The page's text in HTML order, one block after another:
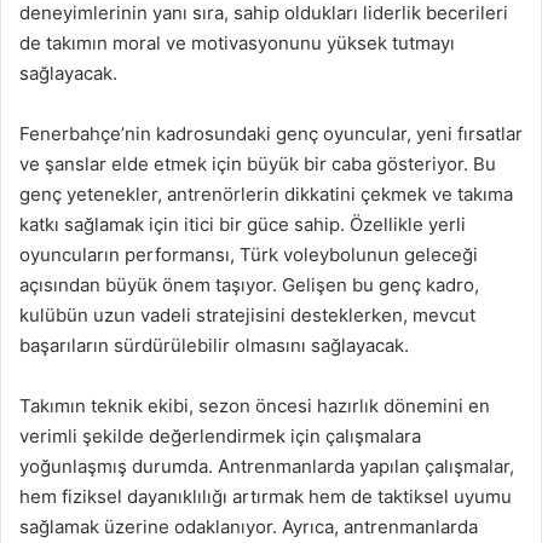
deneyimlerinin yanı sıra, sahip oldukları liderlik becerileri
de takımın moral ve motivasyonunu yüksek tutmayı
sağlayacak.
Fenerbahçe’nin kadrosundaki genç oyuncular, yeni fırsatlar
ve şanslar elde etmek için büyük bir caba gösteriyor. Bu
genç yetenekler, antrenörlerin dikkatini çekmek ve takıma
katkı sağlamak için itici bir güce sahip. Özellikle yerli
oyuncuların performansı, Türk voleybolunun geleceği
açısından büyük önem taşıyor. Gelişen bu genç kadro,
kulübün uzun vadeli stratejisini desteklerken, mevcut
başarıların sürdürülebilir olmasını sağlayacak.
Takımın teknik ekibi, sezon öncesi hazırlık dönemini en
verimli şekilde değerlendirmek için çalışmalara
yoğunlaşmış durumda. Antrenmanlarda yapılan çalışmalar,
hem fiziksel dayanıklılığı artırmak hem de taktiksel uyumu
sağlamak üzerine odaklanıyor. Ayrıca, antrenmanlarda